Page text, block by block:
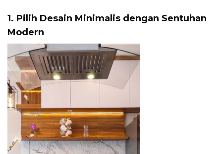
1. Pilih Desain Minimalis dengan Sentuhan
Modern